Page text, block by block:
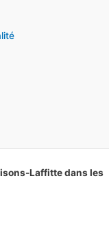
Laffitte dans les